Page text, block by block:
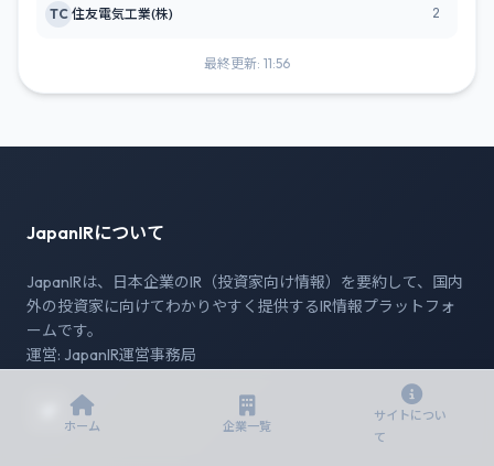
TC 住友電気工業(株) 2
最終更新: 11:56
JapanIRについて
JapanIRは、日本企業のIR（投資家向け情報）を要約して、国内
外の投資家に向けてわかりやすく提供するIR情報プラットフォ
ームです。
運営: JapanIR運営事務局
ホーム 企業一覧
サイトについ
て